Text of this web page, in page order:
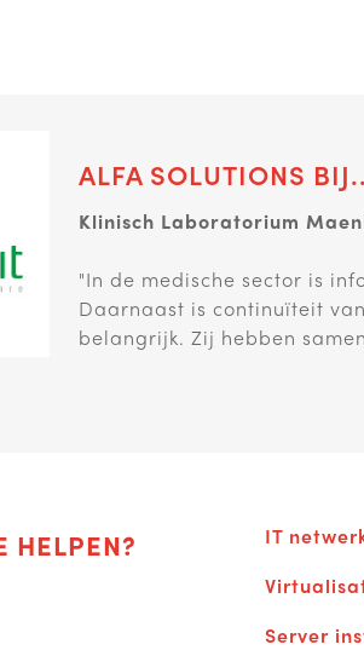
ALFA SOLUTIONS
Klinisch Laboratorium
"In de medische sector is
Daarnaast is continuïteit
belangrijk. Zij hebben
ALFA SOLUTIONS
PlastIQ -
"Bedrijven die op zoek zijn
ontzorgt, vinden in Alfa
partnership hebben, heb ik
HELPEN?
IT
Server